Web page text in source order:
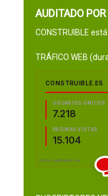
AUDITADO
CONSTRUIBLE
TRÁFICO WEB